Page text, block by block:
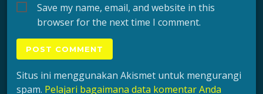
Save my name, email, and website in this
browser for the next time I comment.
Situs ini menggunakan Akismet untuk mengurangi
spam. Pelajari bagaimana data komentar Anda